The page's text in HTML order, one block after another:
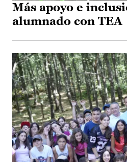
Más apoyo e
alumnado con TEA